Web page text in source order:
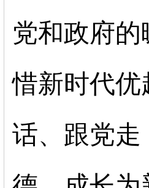
党和政府
惜新时代
话、跟党